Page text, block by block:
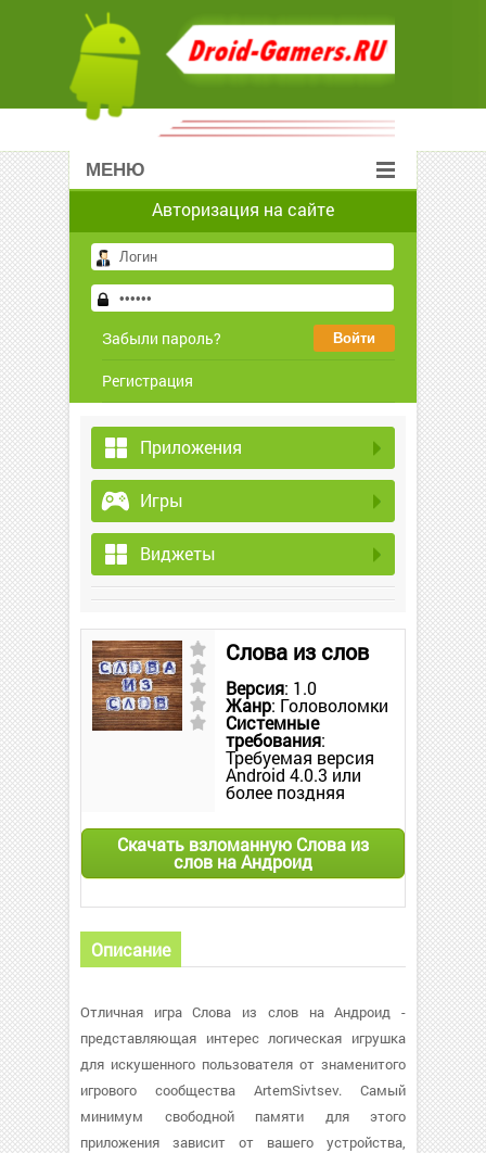
МЕНЮ
Авторизация на сайте
Забыли пароль?
Регистрация
Приложения
Игры
Виджеты
Слова из слов
Версия: 1.0
Жанр: Головоломки
Системные
требования:
Требуемая версия
Android 4.0.3 или
более поздняя
Скачать взломанную Слова из
слов на Андроид
Описание
Отличная игра Слова из слов на Андроид -
представляющая интерес логическая игрушка
для искушенного пользователя от знаменитого
игрового сообщества ArtemSivtsev. Самый
минимум свободной памяти для этого
приложения зависит от вашего устройства,